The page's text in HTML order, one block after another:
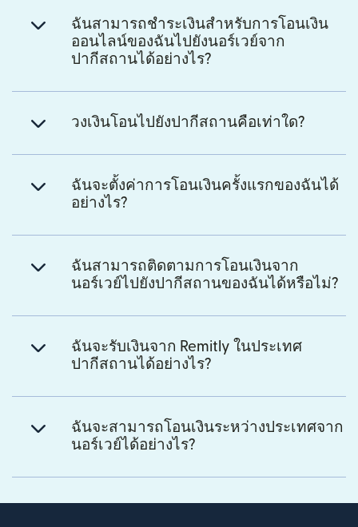
ฉันสามารถชำระเงินสำหรับการโอนเงิน
ออนไลน์ของฉันไปยังนอร์เวย์จาก
ปากีสถานได้อย่างไร?
วงเงินโอนไปยังปากีสถานคือเท่าใด?
ฉันจะตั้งค่าการโอนเงินครั้งแรกของฉันได้
อย่างไร?
ฉันสามารถติดตามการโอนเงินจาก
นอร์เวย์ไปยังปากีสถานของฉันได้หรือไม่?
ฉันจะรับเงินจาก Remitly ในประเทศ
ปากีสถานได้อย่างไร?
ฉันจะสามารถโอนเงินระหว่างประเทศจาก
นอร์เวย์ได้อย่างไร?